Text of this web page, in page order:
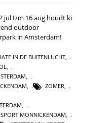
jul t/m 16 aug houdt ki
outdoor
in Amsterdam!
IN DE BUITENLUCHT
,
,
, ZOMER,
,
MONNICKENDAM,